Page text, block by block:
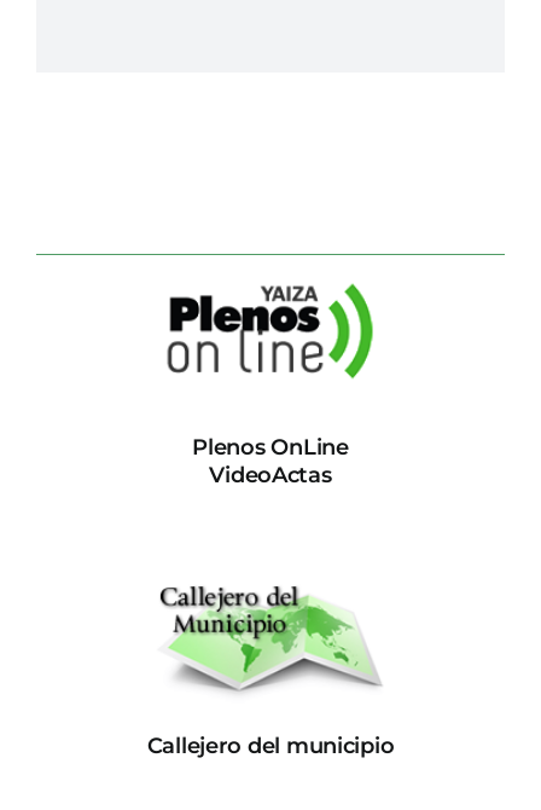
Plenos OnLine
VideoActas
Callejero del municipio